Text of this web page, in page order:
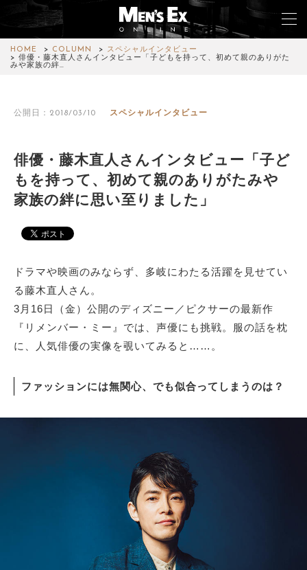
HOME COLUMN
スペシャルインタビュー
俳優・藤木直人さんインタビュー「子どもを持って、初めて親のありがた
みや家族の絆…
公開日：2018/03/10 スペシャルインタビュー
俳優・藤木直人さんインタビュー「子ど
もを持って、初めて親のありがたみや
家族の絆に思い至りました」
ドラマや映画のみならず、多岐にわたる活躍を見せてい
る藤木直人さん。
3月16日（金）公開のディズニー／ピクサーの最新作
『リメンバー・ミー』では、声優にも挑戦。服の話を枕
に、人気俳優の実像を覗いてみると……。
ファッションには無関心、でも似合ってしまうのは？
FASHION
WATCH
CAR&BIKE
COLUMN
MAGAZINE
ABOUT SITE
サイトマップ